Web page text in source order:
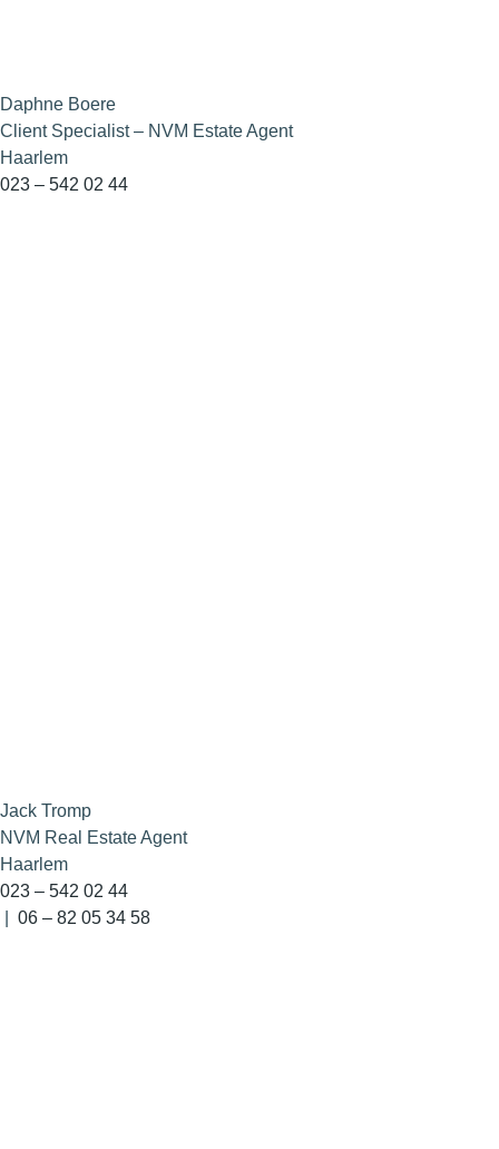
Daphne Boere
Client Specialist – NVM Estate Agent
Haarlem
023 – 542 02 44
Jack Tromp
NVM Real Estate Agent
Haarlem
023 – 542 02 44
06 – 82 05 34 58